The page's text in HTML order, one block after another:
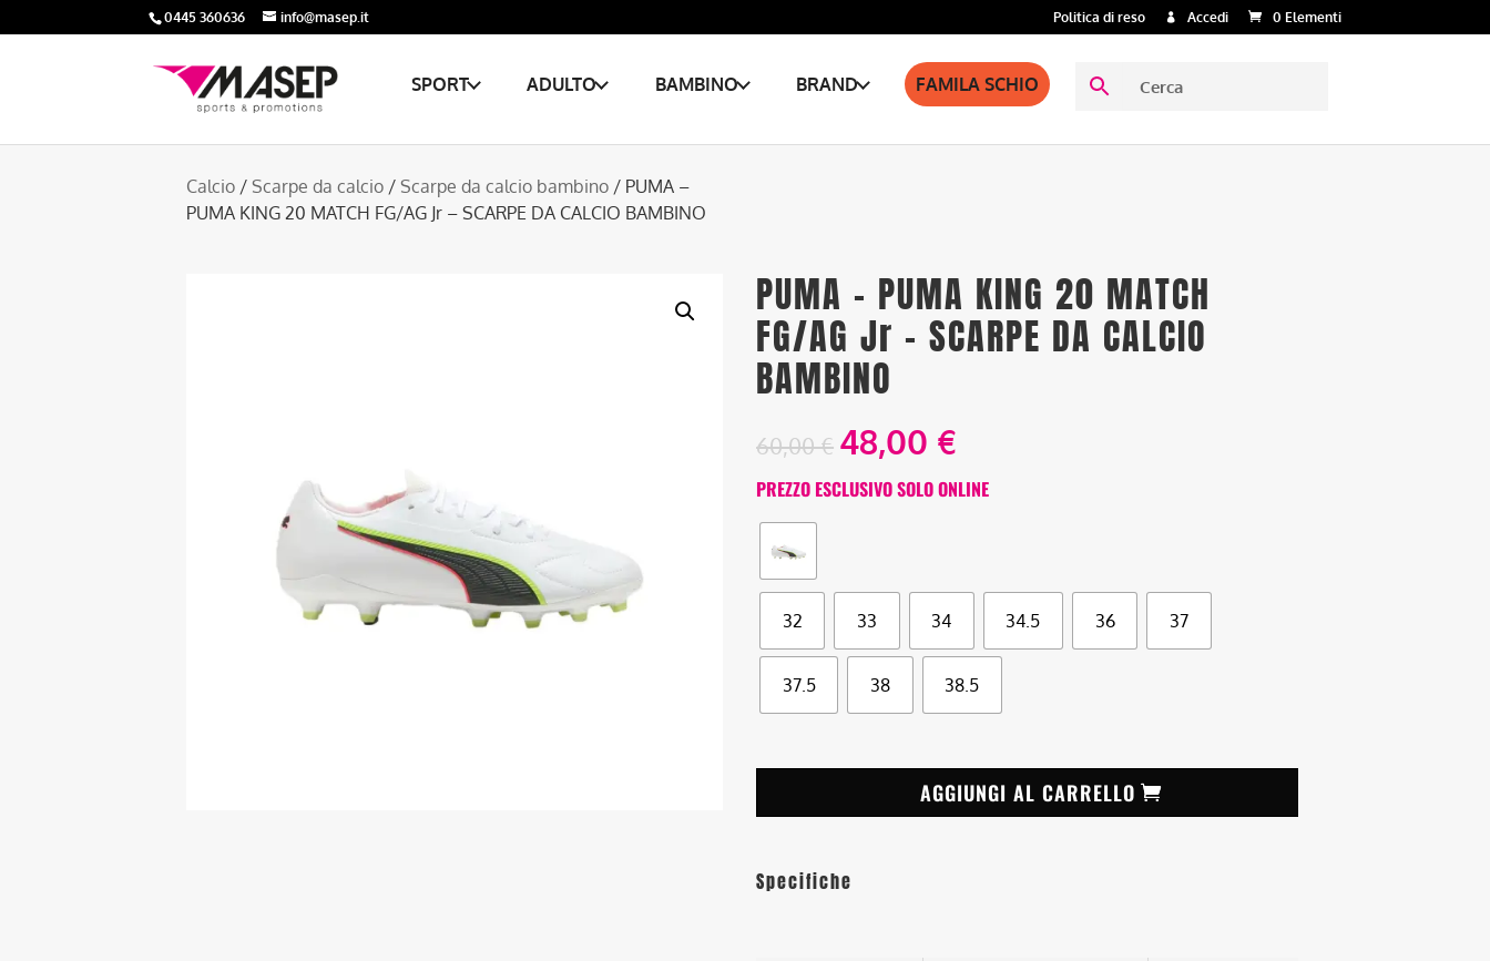
0445 360636 info@masep.it Politica di reso Accedi 0 Elementi
SPORT ADULTO BAMBINO BRAND FAMILA SCHIO
Calcio / Scarpe da calcio / Scarpe da calcio bambino / PUMA –
PUMA KING 20 MATCH FG/AG Jr – SCARPE DA CALCIO BAMBINO
PUMA – PUMA KING 20 MATCH
FG/AG Jr – SCARPE DA CALCIO
BAMBINO
60,00€ 48,00 €
PREZZO ESCLUSIVO SOLO ONLINE
32 33 34 34.5 36 37
37.5 38 38.5
AGGIUNGI AL CARRELLO
Specifiche